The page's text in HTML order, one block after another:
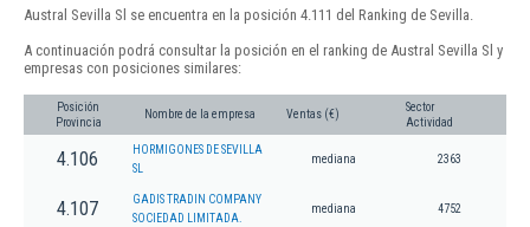
Austral Sevilla Sl se encuentra en la posición 4.111 del Ranking de Sevilla.
A continuación podrá consultar la posición en el ranking de Austral Sevilla Sl y
empresas con posiciones similares:
Posición
Provincia
Nombre de la empresa Ventas (€)
Sector
Actividad
4.106
HORMIGONES DE SEVILLA
SL
mediana 2363
4.107
GADIS TRADIN COMPANY
SOCIEDAD LIMITADA.
mediana 4752